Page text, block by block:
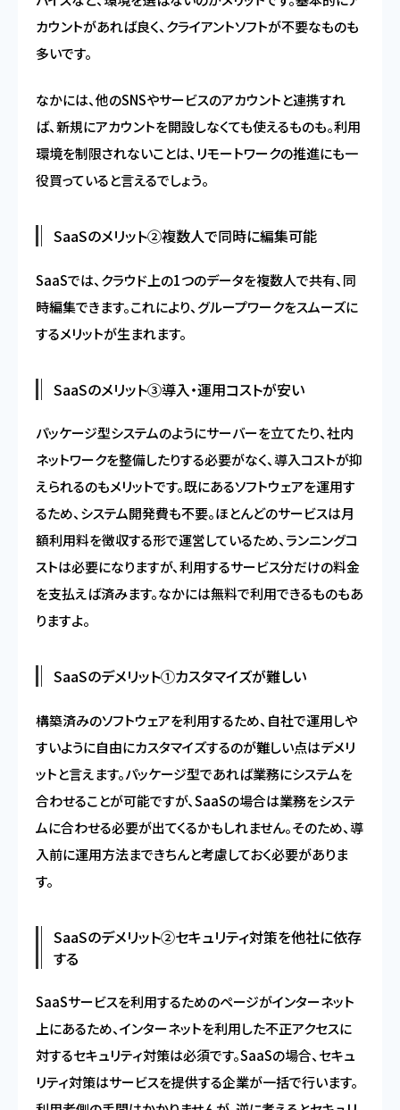
カウントがあれば良く、クライアントソフトが不要なものも
多いです。
なかには、他のSNSやサービスのアカウントと連携すれ
ば、新規にアカウントを開設しなくても使えるものも。利用
環境を制限されないことは、リモートワークの推進にも一
役買っていると言えるでしょう。
SaaSのメリット②複数人で同時に編集可能
SaaSでは、クラウド上の1つのデータを複数人で共有、同
時編集できます。これにより、グループワークをスムーズに
するメリットが生まれます。
SaaSのメリット③導入・運用コストが安い
パッケージ型システムのようにサーバーを立てたり、社内
ネットワークを整備したりする必要がなく、導入コストが抑
えられるのもメリットです。既にあるソフトウェアを運用す
るため、システム開発費も不要。ほとんどのサービスは月
額利用料を徴収する形で運営しているため、ランニングコ
ストは必要になりますが、利用するサービス分だけの料金
を支払えば済みます。なかには無料で利用できるものもあ
りますよ。
SaaSのデメリット①カスタマイズが難しい
構築済みのソフトウェアを利用するため、自社で運用しや
すいように自由にカスタマイズするのが難しい点はデメリ
ットと言えます。パッケージ型であれば業務にシステムを
合わせることが可能ですが、SaaSの場合は業務をシステ
ムに合わせる必要が出てくるかもしれません。そのため、導
入前に運用方法まできちんと考慮しておく必要がありま
す。
SaaSのデメリット②セキュリティ対策を他社に依存
する
SaaSサービスを利用するためのページがインターネット
上にあるため、インターネットを利用した不正アクセスに
対するセキュリティ対策は必須です。SaaSの場合、セキュ
リティ対策はサービスを提供する企業が一括で行います。